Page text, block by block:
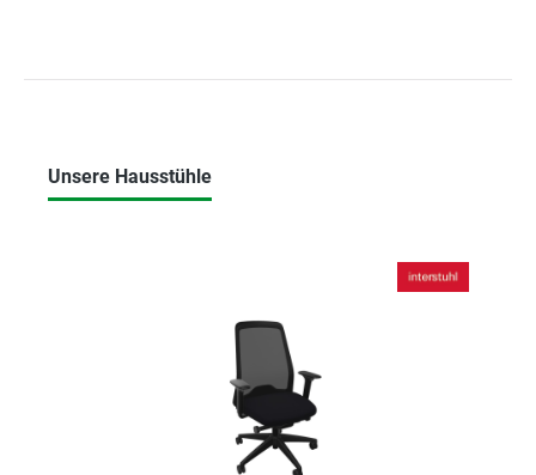
Unsere Hausstühle